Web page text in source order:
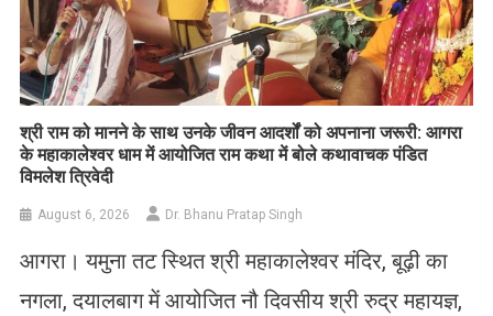
​श्री राम को मानने के साथ उनके जीवन आदर्शों को अपनाना जरूरी: आगरा
के महाकालेश्वर धाम में आयोजित राम कथा में बोले कथावाचक पंडित
विमलेश त्रिवेदी
August 6, 2026 Dr. Bhanu Pratap Singh
आगरा। यमुना तट स्थित श्री महाकालेश्वर मंदिर, बूढ़ी का
नगला, दयालबाग में आयोजित नौ दिवसीय श्री रुद्र महायज्ञ,